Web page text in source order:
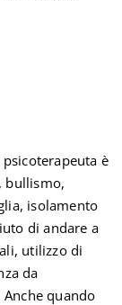
psicoterapeuta è
bullismo,
isolamento
di andare a
utilizzo di
da
quando